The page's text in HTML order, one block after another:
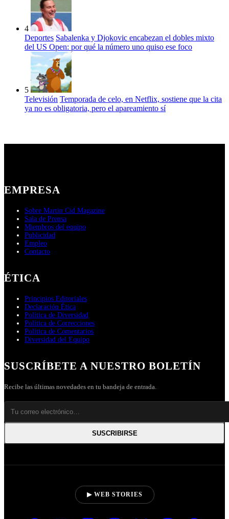
4
Deportes Sabalenka y Djokovic encabezan el dobles mixto
del US Open: por qué la número uno quiso ese foco
5
Televisión Temporada de celo, en Netflix, sostiene que la cita
ya no es obligatoria, pero el apareamiento sí
EMPRESA
Sobre Martin Cid Magazine
Sala de Prensa
Miembros del equipo
Publicidad
Empleo
Contacto
ÉTICA
Principios Editoriales
Declaración Ética
Política de Diversidad
Política de Correcciones
Política de Comentarios
Diversidad del Equipo
SUSCRÍBETE A NUESTRO BOLETÍN
Recibe las últimas novedades en tu bandeja de entrada.
SUSCRIBIRSE
▶ WEB STORIES